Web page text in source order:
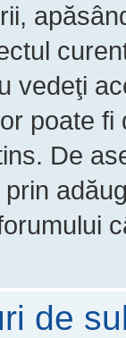
vedeţi
poate
De
de